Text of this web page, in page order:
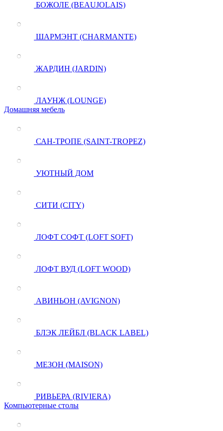
БОЖОЛЕ (BEAUJOLAIS)
ШАРМЭНТ (CHARMANTE)
ЖАРДИН (JARDIN)
ЛАУНЖ (LOUNGE)
Домашняя мебель
САН-ТРОПЕ (SAINT-TROPEZ)
УЮТНЫЙ ДОМ
СИТИ (CITY)
ЛОФТ СОФТ (LOFT SOFT)
ЛОФТ ВУД (LOFT WOOD)
АВИНЬОН (AVIGNON)
БЛЭК ЛЕЙБЛ (BLACK LABEL)
МЕЗОН (MAISON)
РИВЬЕРА (RIVIERA)
Компьютерные столы